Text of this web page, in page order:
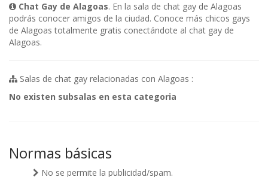
Chat Gay de Alagoas. En la sala de chat gay de Alagoas
podrás conocer amigos de la ciudad. Conoce más chicos gays
de Alagoas totalmente gratis conectándote al chat gay de
Alagoas.
Salas de chat gay relacionadas con Alagoas :
No existen subsalas en esta categoria
Normas básicas
No se permite la publicidad/spam.